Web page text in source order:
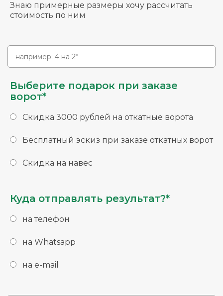
Знаю примерные размеры хочу рассчитать
стоимость по ним
Выберите подарок при заказе
ворот*
Скидка 3000 рублей на откатные ворота
Бесплатный эскиз при заказе откатных ворот
Скидка на навес
Куда отправлять результат?*
на телефон
на Whatsapp
на e-mail